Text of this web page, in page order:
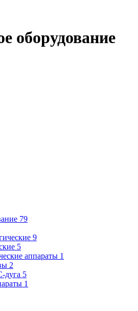
оборудование
79
9
5
аппараты 1
2
дуга 5
1